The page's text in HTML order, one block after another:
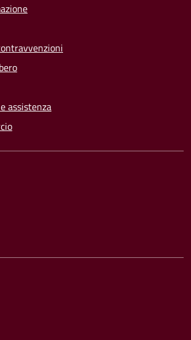
assistenza